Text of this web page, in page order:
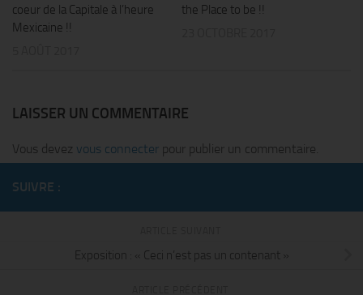
coeur de la Capitale à l’heure
Mexicaine !!
the Place to be !!
LAISSER UN COMMENTAIRE
Vous devez vous connecter pour publier un commentaire.
SUIVRE :
Exposition : « Ceci n’est pas un contenant »